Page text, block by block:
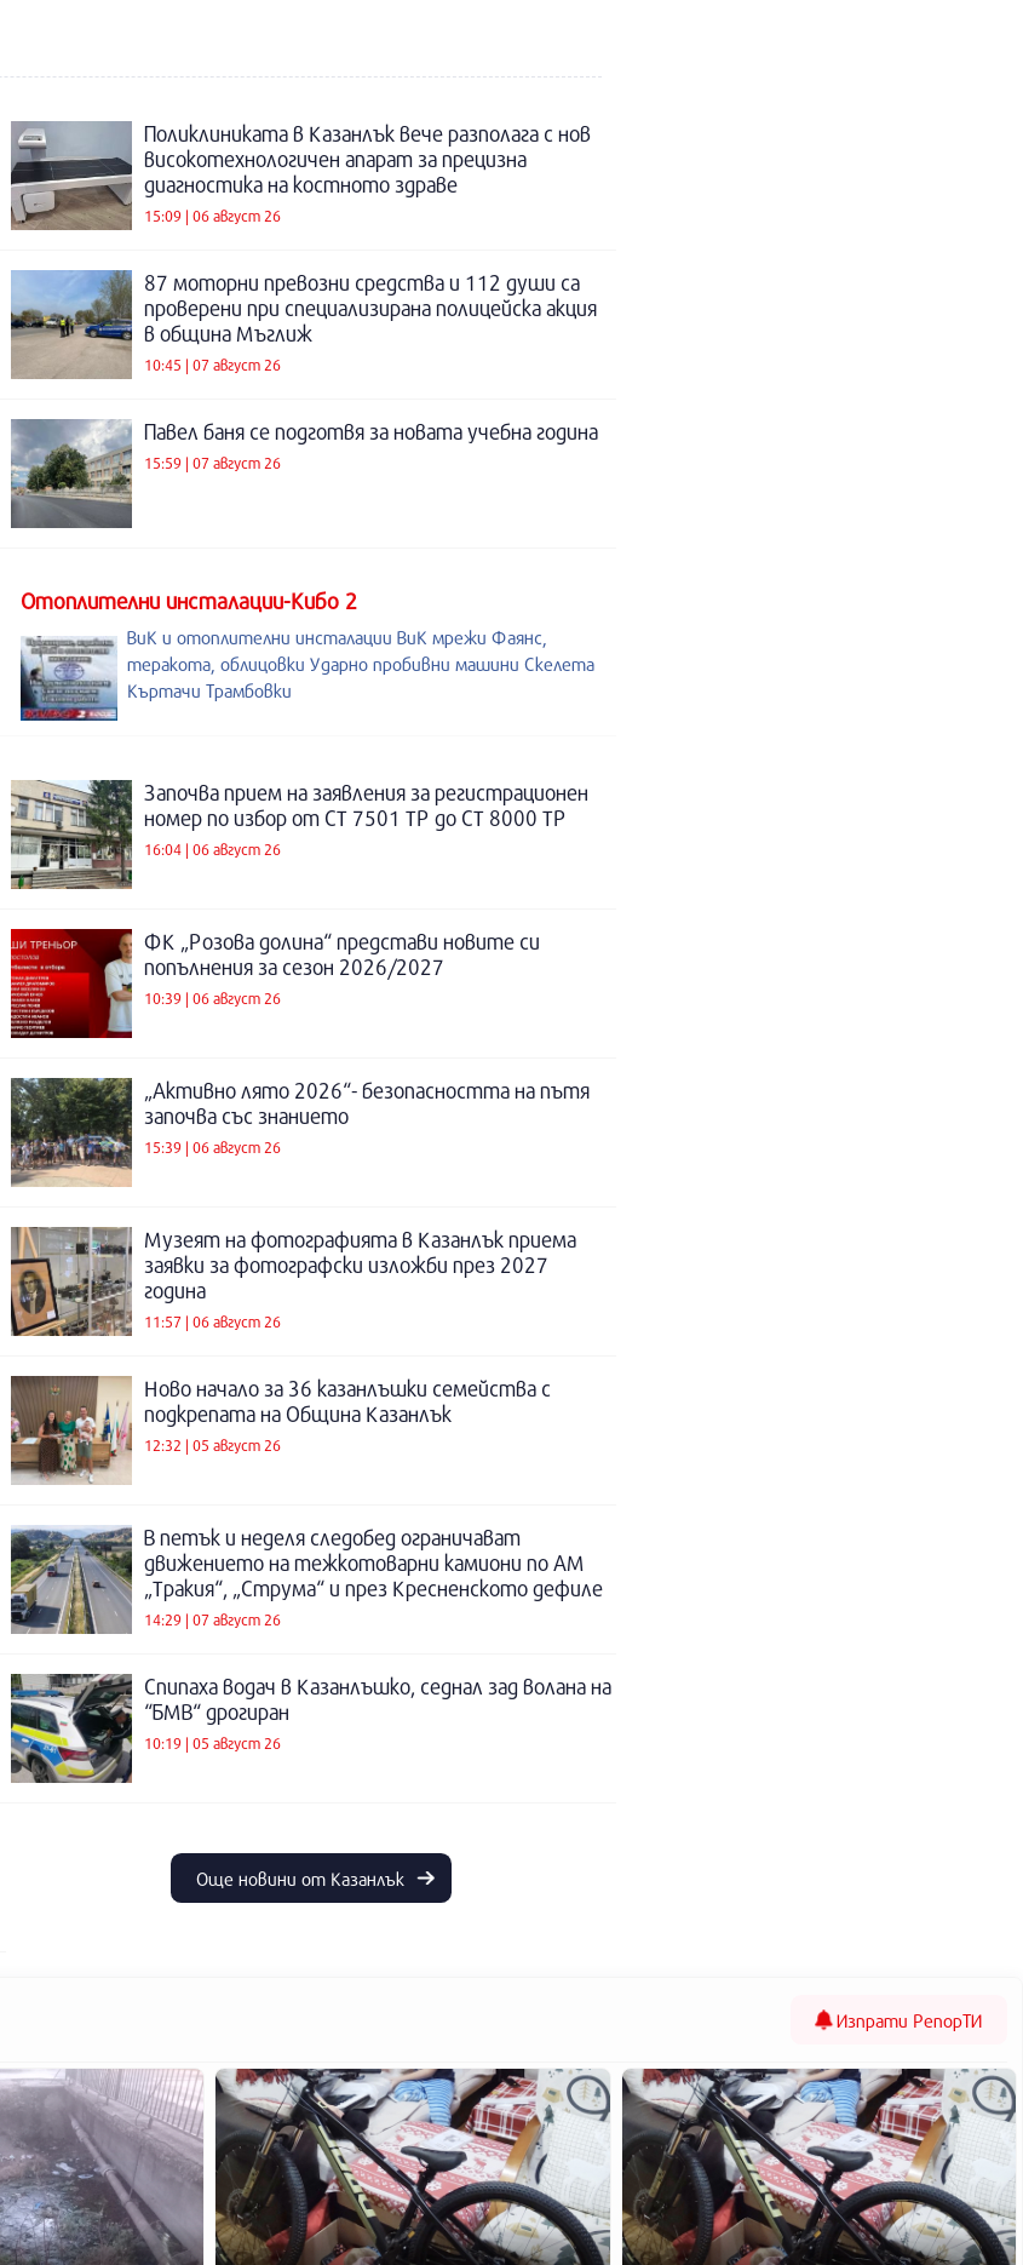
Поликлиниката в Казанлък вече разполага с нов
високотехнологичен апарат за прецизна
диагностика на костното здраве
15:09 | 06 август 26
87 моторни превозни средства и 112 души са
проверени при специализирана полицейска акция
в община Мъглиж
10:45 | 07 август 26
Павел баня се подготвя за новата учебна година
15:59 | 07 август 26
Отоплителни инсталации-Кибо 2
ВиК и отоплителни инсталации ВиК мрежи Фаянс,
теракота, облицовки Ударно пробивни машини Скелета
Къртачи Трамбовки
Започва прием на заявления за регистрационен
номер по избор от СТ 7501 ТР до СТ 8000 ТР
16:04 | 06 август 26
ФК „Розова долина“ представи новите си
попълнения за сезон 2026/2027
10:39 | 06 август 26
„Активно лято 2026“- безопасността на пътя
започва със знанието
15:39 | 06 август 26
Музеят на фотографията в Казанлък приема
заявки за фотографски изложби през 2027
година
11:57 | 06 август 26
Ново начало за 36 казанлъшки семейства с
подкрепата на Община Казанлък
12:32 | 05 август 26
В петък и неделя следобед ограничават
движението на тежкотоварни камиони по АМ
„Тракия“, „Струма“ и през Кресненското дефиле
14:29 | 07 август 26
Спипаха водач в Казанлъшко, седнал зад волана на
“БМВ“ дрогиран
10:19 | 05 август 26
Още новини от Казанлък
Изпрати РепорТИ